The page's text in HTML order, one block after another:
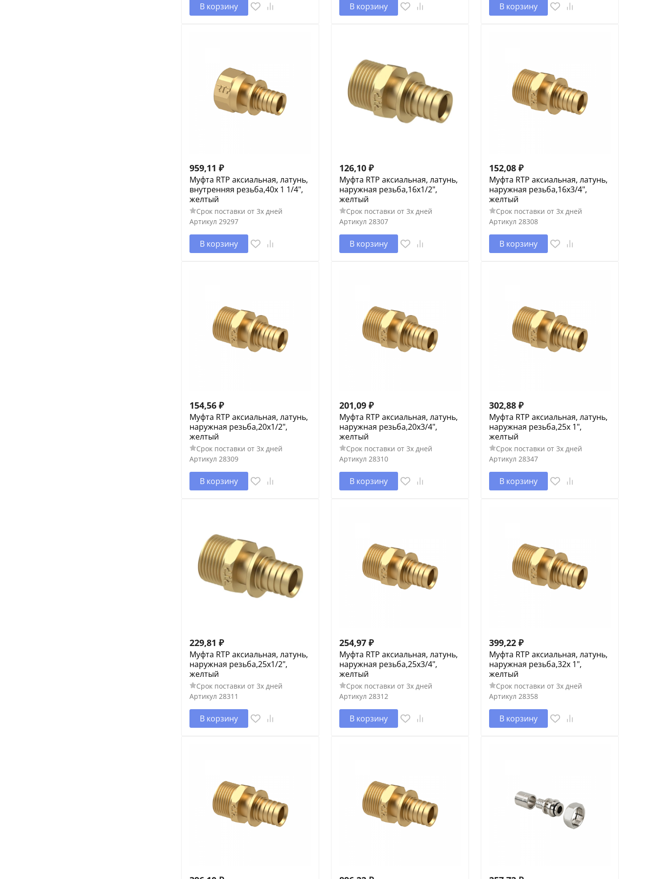
В корзину В корзину В корзину
959,11 ₽
Муфта RTP аксиальная, латунь,
внутренняя резьба,40х 1 1/4",
желтый
Срок поставки от 3х дней
Артикул 29297
В корзину
126,10 ₽
Муфта RTP аксиальная, латунь,
наружная резьба,16х1/2",
желтый
Срок поставки от 3х дней
Артикул 28307
В корзину
152,08 ₽
Муфта RTP аксиальная, латунь,
наружная резьба,16х3/4",
желтый
Срок поставки от 3х дней
Артикул 28308
В корзину
154,56 ₽
Муфта RTP аксиальная, латунь,
наружная резьба,20х1/2",
желтый
Срок поставки от 3х дней
Артикул 28309
В корзину
201,09 ₽
Муфта RTP аксиальная, латунь,
наружная резьба,20х3/4",
желтый
Срок поставки от 3х дней
Артикул 28310
В корзину
302,88 ₽
Муфта RTP аксиальная, латунь,
наружная резьба,25х 1",
желтый
Срок поставки от 3х дней
Артикул 28347
В корзину
229,81 ₽
Муфта RTP аксиальная, латунь,
наружная резьба,25х1/2",
желтый
Срок поставки от 3х дней
Артикул 28311
В корзину
254,97 ₽
Муфта RTP аксиальная, латунь,
наружная резьба,25х3/4",
желтый
Срок поставки от 3х дней
Артикул 28312
В корзину
399,22 ₽
Муфта RTP аксиальная, латунь,
наружная резьба,32х 1",
желтый
Срок поставки от 3х дней
Артикул 28358
В корзину